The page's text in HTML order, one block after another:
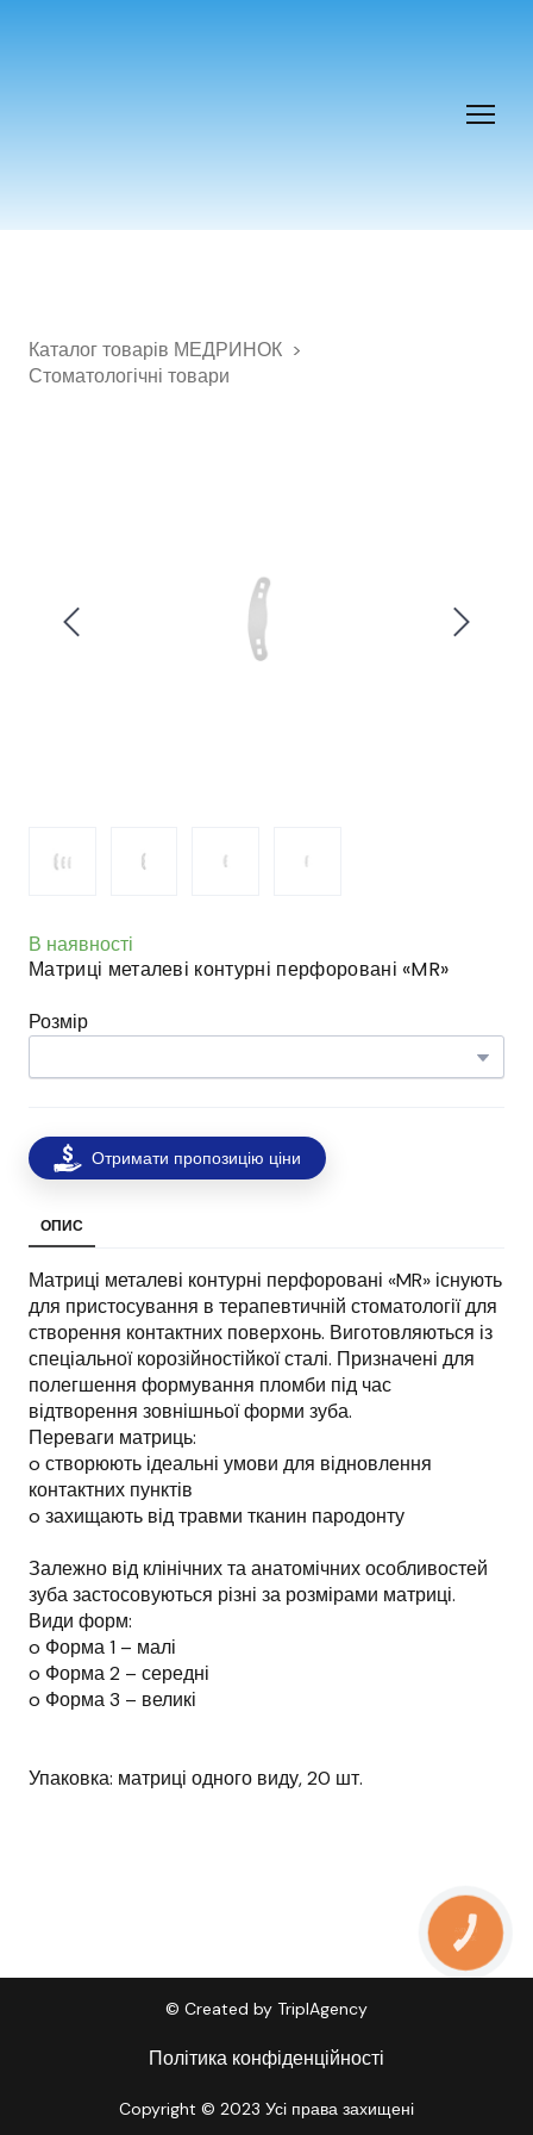
Каталог товарів МЕДРИНОК
Стоматологічні товари
В наявності
Матриці металеві контурні перфоровані «MR»
Розмір
Отримати пропозицію ціни
ОПИС
Матриці металеві контурні перфоровані «MR» існують
для пристосування в терапевтичній стоматології для
створення контактних поверхонь. Виготовляються із
спеціальної корозійностійкої сталі. Призначені для
полегшення формування пломби під час
відтворення зовнішньої форми зуба.
Переваги матриць:
o створюють ідеальні умови для відновлення
контактних пунктів
o захищають від травми тканин пародонту
Залежно від клінічних та анатомічних особливостей
зуба застосовуються різні за розмірами матриці.
Види форм:
o Форма 1 – малі
o Форма 2 – середні
o Форма 3 – великі
Упаковка: матриці одного виду, 20 шт.
© Created by TriplAgency
Політика конфіденційності
Copyright © 2023 Усі права захищені
КНОПКА
ЗВ'ЯЗКУ